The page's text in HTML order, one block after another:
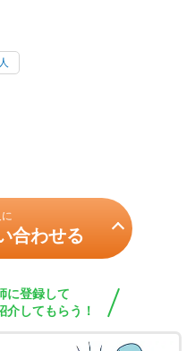
合わせる
に登録して
介してもらう！